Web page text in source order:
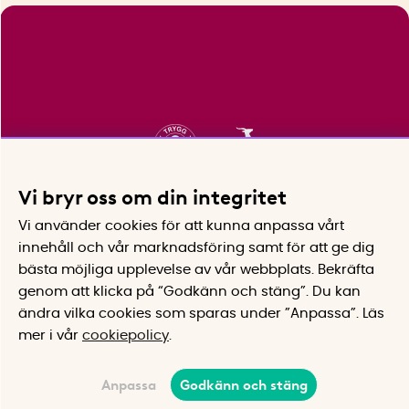
Vi bryr oss om din integritet
Vi använder cookies för att kunna anpassa vårt
innehåll och vår marknadsföring samt för att ge dig
bästa möjliga upplevelse av vår webbplats.
Bekräfta
genom att klicka på “Godkänn och stäng”. Du kan
ändra vilka cookies som sparas under ”Anpassa”.
Läs
mer i vår cookiepolicy
Anpassa Godkänn och stäng